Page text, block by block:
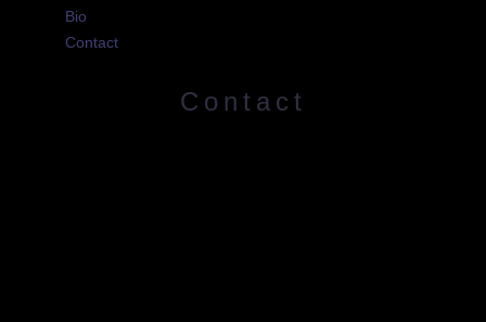
Bio
Contact
Contact